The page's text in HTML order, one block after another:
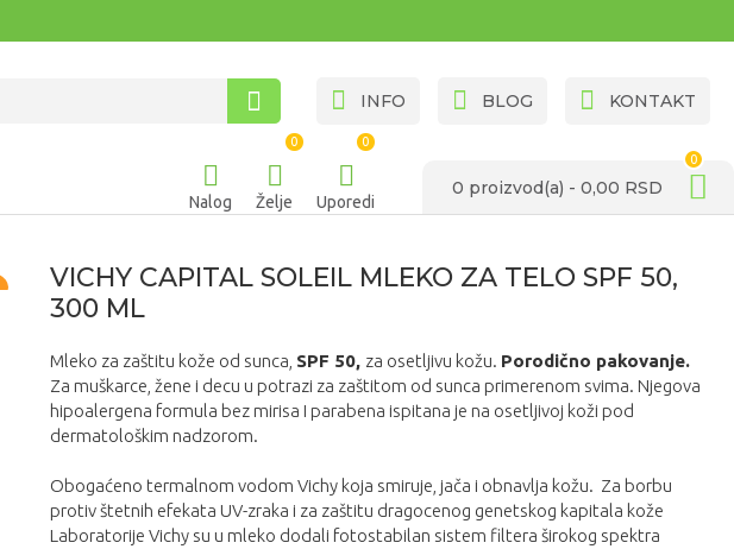
INFO BLOG KONTAKT
Nalog Želje
0
Uporedi
0
0 proizvod(a) - 0,00 RSD
0
VICHY CAPITAL SOLEIL MLEKO ZA TELO SPF 50,
300 ML
Mleko za zaštitu kože od sunca, SPF 50, za osetljivu kožu. Porodično pakovanje.
Za muškarce, žene i decu u potrazi za zaštitom od sunca primerenom svima. Njegova
hipoalergena formula bez mirisa I parabena ispitana je na osetljivoj koži pod
dermatološkim nadzorom.
Obogaćeno termalnom vodom Vichy koja smiruje, jača i obnavlja kožu. Za borbu
protiv štetnih efekata UV-zraka i za zaštitu dragocenog genetskog kapitala kože
Laboratorije Vichy su u mleko dodali fotostabilan sistem filtera širokog spektra